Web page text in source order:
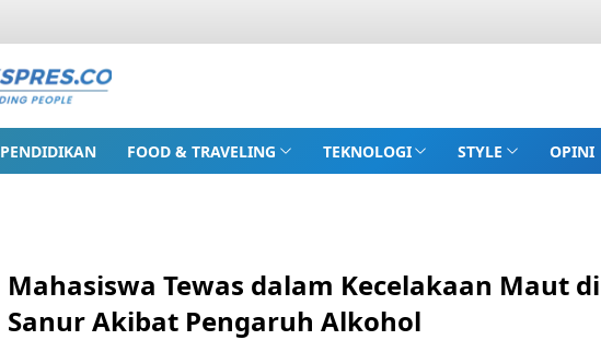
PENDIDIKAN FOOD & TRAVELING TEKNOLOGI STYLE OPINI
Mahasiswa Tewas dalam Kecelakaan Maut di
Sanur Akibat Pengaruh Alkohol